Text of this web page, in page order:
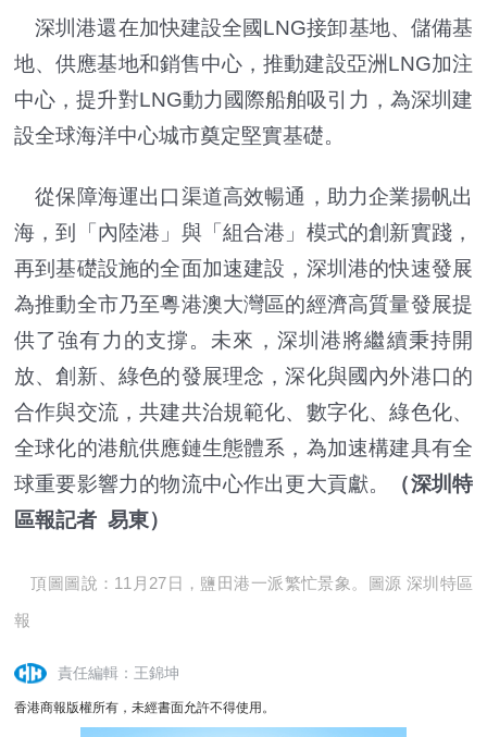
深圳港還在加快建設全國LNG接卸基地、儲備基
地、供應基地和銷售中心，推動建設亞洲LNG加注
中心，提升對LNG動力國際船舶吸引力，為深圳建
設全球海洋中心城市奠定堅實基礎。
從保障海運出口渠道高效暢通，助力企業揚帆出
海，到「內陸港」與「組合港」模式的創新實踐，
再到基礎設施的全面加速建設，深圳港的快速發展
為推動全市乃至粵港澳大灣區的經濟高質量發展提
供了強有力的支撐。未來，深圳港將繼續秉持開
放、創新、綠色的發展理念，深化與國內外港口的
合作與交流，共建共治規範化、數字化、綠色化、
全球化的港航供應鏈生態體系，為加速構建具有全
球重要影響力的物流中心作出更大貢獻。
（深圳特
區報記者 易東）
頂圖圖說：11月27日，鹽田港一派繁忙景象。圖源 深圳特區
報
責任編輯：王錦坤
香港商報版權所有，未經書面允許不得使用。